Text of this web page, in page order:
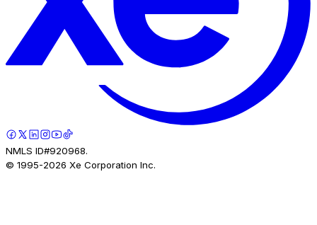
NMLS ID#920968.
© 1995-2026 Xe Corporation Inc.